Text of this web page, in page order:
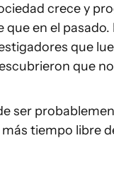
crece y
que en el pasado.
que
que
ser
tiempo libre